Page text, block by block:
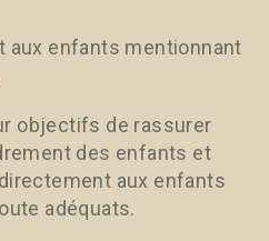
aux enfants mentionnant
objectifs de rassurer
des enfants et
aux enfants
adéquats.